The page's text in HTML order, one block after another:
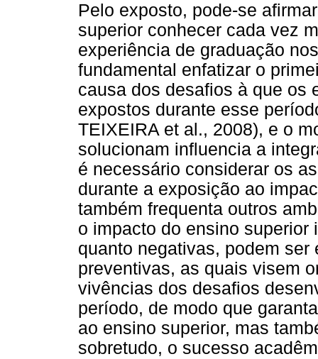
Pelo exposto, pode-se
superior conhecer cada vez
experiência de graduação
fundamental enfatizar o
causa dos desafios à que os
expostos durante esse
TEIXEIRA et al., 2008), e o
solucionam influencia a
é necessário considerar os
durante a exposição ao
também frequenta outros
o impacto do ensino
quanto negativas, podem
preventivas, as quais visem
vivências dos desafios
período, de modo que
ao ensino superior, mas
sobretudo, o sucesso